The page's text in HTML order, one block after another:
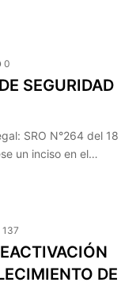
0
SEGURIDAD
SRO N°264 del 18
un inciso en el…
137
DE